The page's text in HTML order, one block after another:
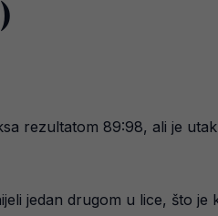
rezultatom 89:98, ali je
jedan drugom u lice, što